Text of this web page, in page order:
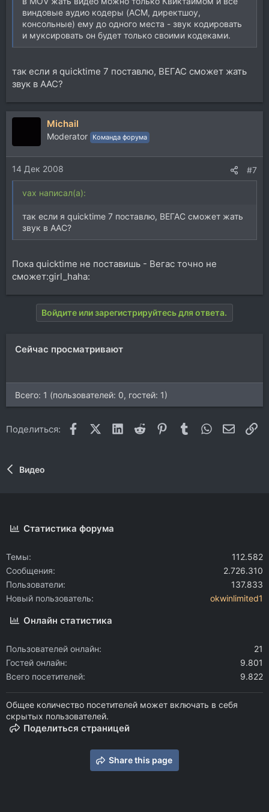
виндовые аудио кодеры (ACM, директшоу,
консольные) ему до одного места - звук кодировать
и муксировать он будет только своими кодеками.
так если я quicktime 7 поставлю, ВЕГАС сможет жать
звук в AAC?
Michail
Moderator Команда форума
14 Дек 2008 #7
vax написал(а):
так если я quicktime 7 поставлю, ВЕГАС сможет жать
звук в AAC?
Пока quicktime не поставишь - Вегас точно не
сможет:girl_haha:
Войдите или зарегистрируйтесь для ответа.
Сейчас просматривают
Всего: 1 (пользователей: 0, гостей: 1)
Поделиться: FacebookX (Twitter)
LinkedIn
Reddit Pinterest
Tumblr WhatsApp
Видео
Статистика форума
Темы
112.582
Сообщения
2.726.310
Пользователи
137.833
Новый пользователь
okwinlimited1
Онлайн статистика
Пользователей онлайн
21
Гостей онлайн
9.801
Всего посетителей
9.822
Общее количество посетителей может включать в себя
скрытых пользователей.
Поделиться страницей
Share this page